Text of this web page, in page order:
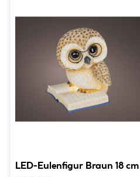
LED-Eulenfigur Braun 18 cm